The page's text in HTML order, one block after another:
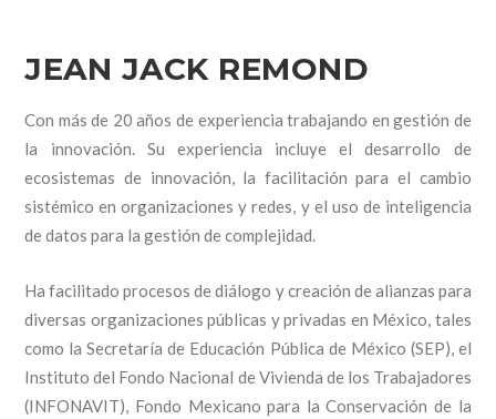
JEAN JACK REMOND
Con más de 20 años de experiencia trabajando en gestión de
la innovación. Su experiencia incluye el desarrollo de
ecosistemas de innovación, la facilitación para el cambio
sistémico en organizaciones y redes, y el uso de inteligencia
de datos para la gestión de complejidad.
Ha facilitado procesos de diálogo y creación de alianzas para
diversas organizaciones públicas y privadas en México, tales
como la Secretaría de Educación Pública de México (SEP), el
Instituto del Fondo Nacional de Vivienda de los Trabajadores
(INFONAVIT), Fondo Mexicano para la Conservación de la